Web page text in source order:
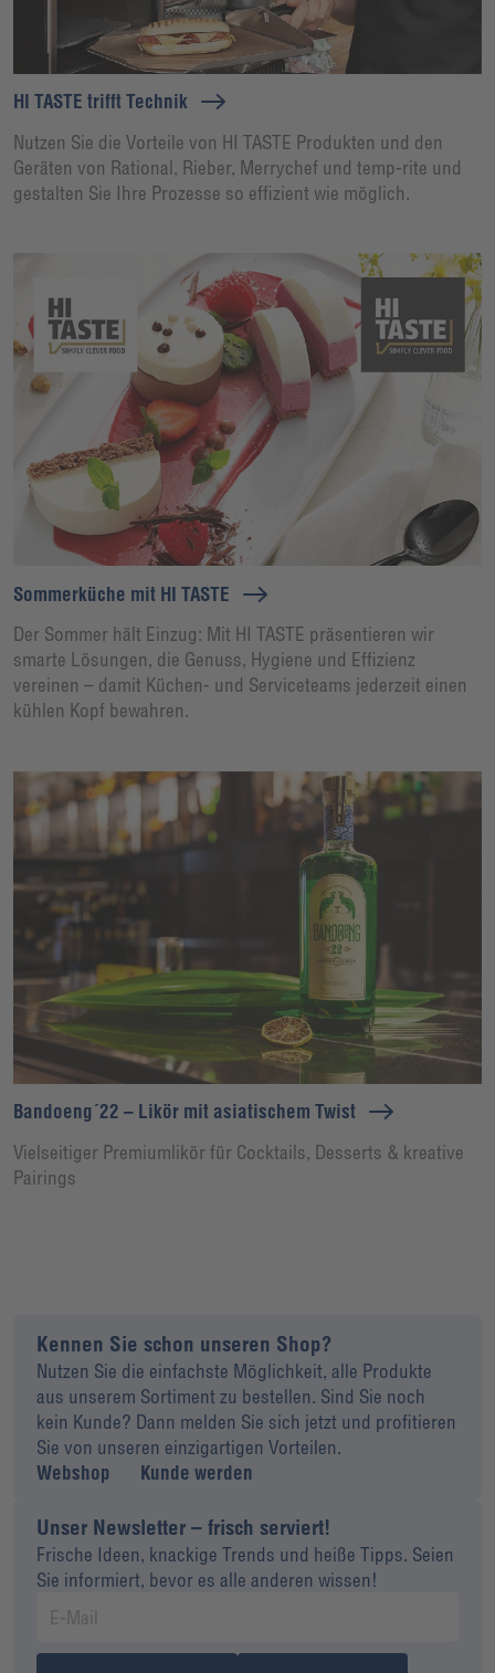
HI TASTE trifft Technik
Nutzen Sie die Vorteile von HI TASTE Produkten und den
Geräten von Rational, Rieber, Merrychef und temp-rite und
gestalten Sie Ihre Prozesse so effizient wie möglich.
Sommerküche mit HI TASTE
Der Sommer hält Einzug: Mit HI TASTE präsentieren wir
smarte Lösungen, die Genuss, Hygiene und Effizienz
vereinen – damit Küchen- und Serviceteams jederzeit einen
kühlen Kopf bewahren.
Bandoeng´22 – Likör mit asiatischem Twist
Vielseitiger Premiumlikör für Cocktails, Desserts & kreative
Pairings
Kennen Sie schon unseren Shop?
Nutzen Sie die einfachste Möglichkeit, alle Produkte
aus unserem Sortiment zu bestellen. Sind Sie noch
kein Kunde? Dann melden Sie sich jetzt und profitieren
Sie von unseren einzigartigen Vorteilen.
Webshop
Kunde werden
Unser Newsletter – frisch serviert!
Frische Ideen, knackige Trends und heiße Tipps. Seien
Sie informiert, bevor es alle anderen wissen!